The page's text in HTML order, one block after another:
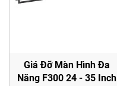
Giá Đỡ Màn Hình Đa
Năng F300 24 - 35 Inch